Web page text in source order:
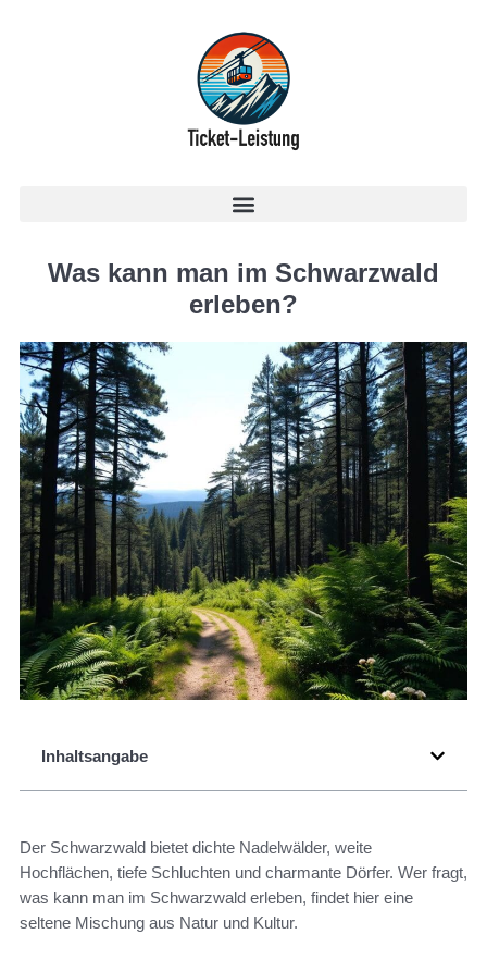
Was kann man im Schwarzwald
erleben?
Inhaltsangabe
Der Schwarzwald bietet dichte Nadelwälder, weite
Hochflächen, tiefe Schluchten und charmante Dörfer. Wer fragt,
was kann man im Schwarzwald erleben, findet hier eine
seltene Mischung aus Natur und Kultur.